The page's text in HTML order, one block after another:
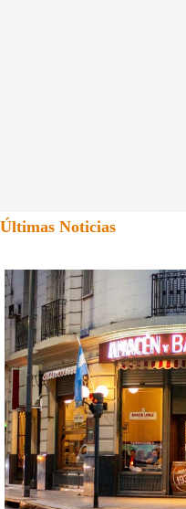
Últimas Noticias